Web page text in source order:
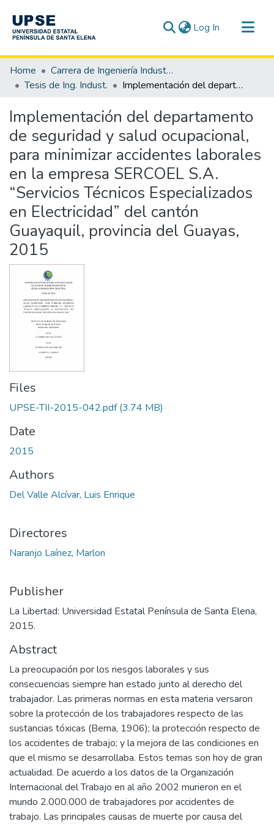
Log In (current)
Communities & Collections
All of DSpace
Home
Carrera de Ingeniería Industrial
Tesis de Ing. Indust.
Implementación del departamento de seguridad y salud ocupacional, para minimizar accidentes laborales en la empresa SERCOEL S.A. “Servicios Técnicos Especializados en Electricidad” del cantón Guayaquil, provincia del Guayas, 2015
Implementación del departamento
de seguridad y salud ocupacional,
para minimizar accidentes laborales
en la empresa SERCOEL S.A.
“Servicios Técnicos Especializados
en Electricidad” del cantón
Guayaquil, provincia del Guayas,
2015
Files
UPSE-TII-2015-042.pdf(3.74 MB)
Date
2015
Authors
Del Valle Alcívar, Luis Enrique
Directores
Naranjo Laínez, Marlon
Publisher
La Libertad: Universidad Estatal Península de Santa Elena,
2015.
Abstract
La preocupación por los riesgos laborales y sus
consecuencias siempre han estado junto al derecho del
trabajador. Las primeras normas en esta materia versaron
sobre la protección de los trabajadores respecto de las
sustancias tóxicas (Berna, 1906); la protección respecto de
los accidentes de trabajo; y la mejora de las condiciones en
que el mismo se desarrollaba. Estos temas son hoy de gran
actualidad. De acuerdo a los datos de la Organización
Internacional del Trabajo en al año 2002 murieron en el
mundo 2.000.000 de trabajadores por accidentes de
trabajo. Las principales causas de muerte por causa del